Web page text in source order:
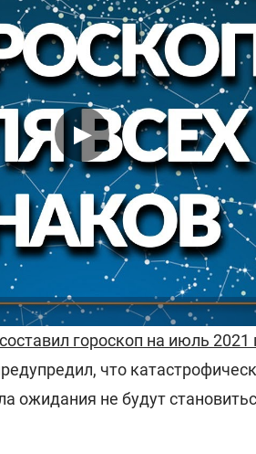
составил гороскоп на июль 2021
что
ожидания не будут